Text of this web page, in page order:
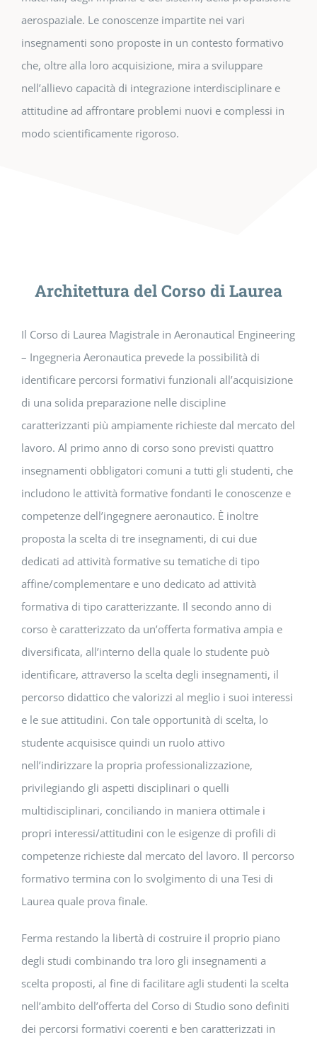
aerospaziale. Le conoscenze impartite nei vari
insegnamenti sono proposte in un contesto formativo
che, oltre alla loro acquisizione, mira a sviluppare
nell’allievo capacità di integrazione interdisciplinare e
attitudine ad affrontare problemi nuovi e complessi in
modo scientificamente rigoroso.
Architettura del Corso di Laurea
Il Corso di Laurea Magistrale in Aeronautical Engineering
– Ingegneria Aeronautica prevede la possibilità di
identificare percorsi formativi funzionali all’acquisizione
di una solida preparazione nelle discipline
caratterizzanti più ampiamente richieste dal mercato del
lavoro. Al primo anno di corso sono previsti quattro
insegnamenti obbligatori comuni a tutti gli studenti, che
includono le attività formative fondanti le conoscenze e
competenze dell’ingegnere aeronautico. È inoltre
proposta la scelta di tre insegnamenti, di cui due
dedicati ad attività formative su tematiche di tipo
affine/complementare e uno dedicato ad attività
formativa di tipo caratterizzante. Il secondo anno di
corso è caratterizzato da un’offerta formativa ampia e
diversificata, all’interno della quale lo studente può
identificare, attraverso la scelta degli insegnamenti, il
percorso didattico che valorizzi al meglio i suoi interessi
e le sue attitudini. Con tale opportunità di scelta, lo
studente acquisisce quindi un ruolo attivo
nell’indirizzare la propria professionalizzazione,
privilegiando gli aspetti disciplinari o quelli
multidisciplinari, conciliando in maniera ottimale i
propri interessi/attitudini con le esigenze di profili di
competenze richieste dal mercato del lavoro. Il percorso
formativo termina con lo svolgimento di una Tesi di
Laurea quale prova finale.
Ferma restando la libertà di costruire il proprio piano
degli studi combinando tra loro gli insegnamenti a
scelta proposti, al fine di facilitare agli studenti la scelta
nell’ambito dell’offerta del Corso di Studio sono definiti
dei percorsi formativi coerenti e ben caratterizzati in